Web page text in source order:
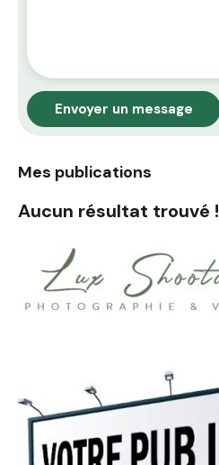
Envoyer un message
Mes publications
Aucun résultat trouvé !